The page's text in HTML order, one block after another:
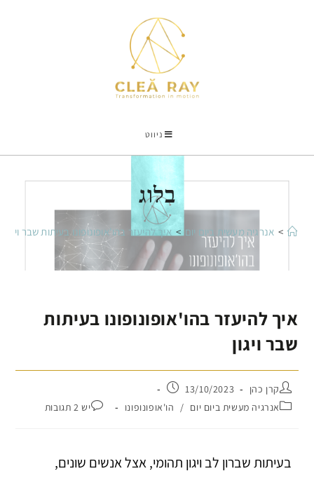
ניווט
בלוג
> אנרגיה מעשית ביום יום > איך להיעזר בהו'אופונופונו בעיתות שבר ויגון
איך להיעזר בהו'אופונופונו בעיתות
שבר ויגון
קרן כהן
13/10/2023
אנרגיה מעשית ביום יום / הו'אופונופונו יש 2 תגובות
בעיתות שברון לב ויגון תהומי, אצל אנשים שונים,